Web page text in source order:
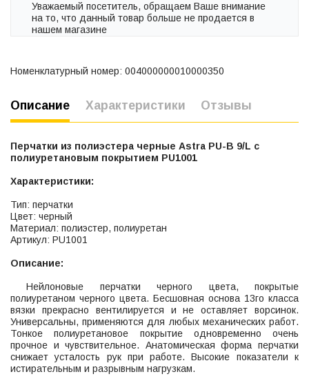
Уважаемый посетитель, обращаем Ваше внимание
на то, что данный товар больше не продается в
нашем магазине
Номенклатурный номер: 004000000010000350
Описание Характеристики Отзывы
Перчатки из полиэстера черные Astra PU-B 9/L с
полиуретановым покрытием PU1001
Характеристики:
Тип: перчатки
Цвет: черный
Материал: полиэстер, полиуретан
Артикул: PU1001
Описание:
Нейлоновые перчатки черного цвета, покрытые
полиуретаном черного цвета. Бесшовная основа 13го класса
вязки прекрасно вентилируется и не оставляет ворсинок.
Универсальны, применяются для любых механических работ.
Тонкое полиуретановое покрытие одновременно очень
прочное и чувствительное. Анатомическая форма перчатки
снижает усталость рук при работе. Высокие показатели к
истирательным и разрывным нагрузкам.